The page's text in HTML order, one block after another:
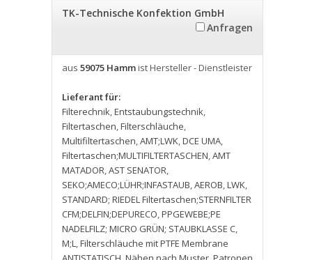
TK-Technische Konfektion GmbH
Anfragen
aus 59075 Hammist Hersteller - Dienstleister
Lieferant für:
Filterechnik,Entstaubungstechnik,
Filtertaschen,Filterschläuche,
Multifiltertaschen,AMT;LWK,DCE UMA,
Filtertaschen;MULTIFILTERTASCHEN,AMT
MATADOR,AST SENATOR,
SEKO;AMECO;LÜHR;INFASTAUB,AEROB,LWK,
STANDARD; RIEDEL Filtertaschen;STERNFILTER
CFM;DELFIN;DEPURECO,PPGEWEBE;PE
NADELFILZ; MICRO GRÜN; STAUBKLASSE C,
M;L,Filterschläuche mit PTFE Membrane